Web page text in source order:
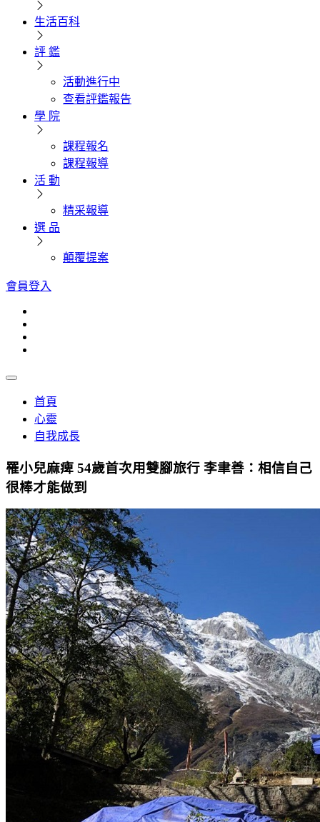
生活百科
評 鑑
活動進行中
查看評鑑報告
學 院
課程報名
課程報導
活 動
精采報導
選 品
顛覆提案
會員登入
首頁
心靈
自我成長
罹小兒麻痺 54歲首次用雙腳旅行 李聿善：相信自己
很棒才能做到